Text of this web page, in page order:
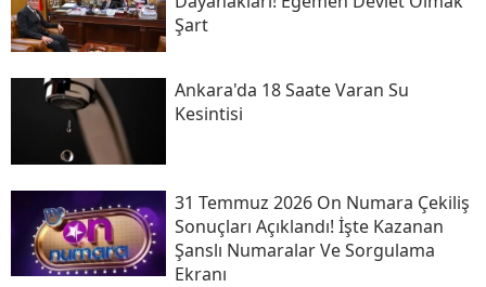
Şart
Ankara'da 18 Saate Varan Su
Kesintisi
31 Temmuz 2026 On Numara Çekiliş
Sonuçları Açıklandı! İşte Kazanan
Şanslı Numaralar Ve Sorgulama
Ekranı